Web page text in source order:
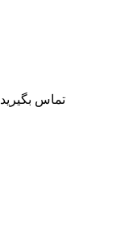
تماس بگیرید